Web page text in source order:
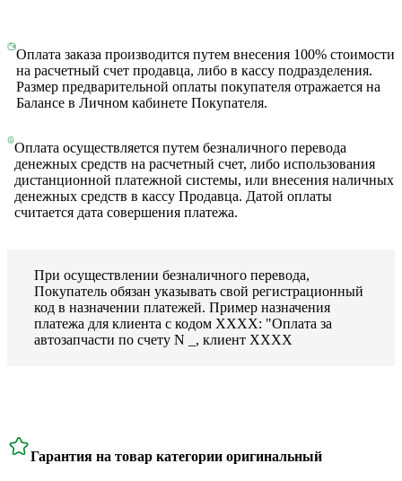
Оплата заказа производится путем внесения 100% стоимости
на расчетный счет продавца, либо в кассу подразделения.
Размер предварительной оплаты покупателя отражается на
Балансе в Личном кабинете Покупателя.
Оплата осуществляется путем безналичного перевода
денежных средств на расчетный счет, либо использования
дистанционной платежной системы, или внесения наличных
денежных средств в кассу Продавца. Датой оплаты
считается дата совершения платежа.
При осуществлении безналичного перевода,
Покупатель обязан указывать свой регистрационный
код в назначении платежей. Пример назначения
платежа для клиента с кодом ХХХХ: "Оплата за
автозапчасти по счету N _, клиент ХХХХ
Гарантия на товар категории оригинальный